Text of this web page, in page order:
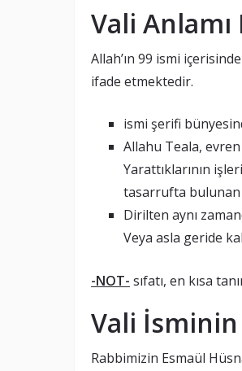
Vali
Allah’ın 99 ismi
ifade etmektedir.
ismi şerifi
Allahu Teala,
Yarattıklarının
tasarrufta bulunan
Dirilten aynı
Veya asla geride
-NOT- sıfatı, en kısa
Vali
Rabbimizin Esmaül